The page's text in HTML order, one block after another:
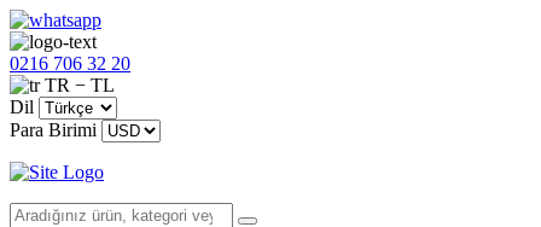
0216 706 32 20
TR − TL
Dil
Para Birimi